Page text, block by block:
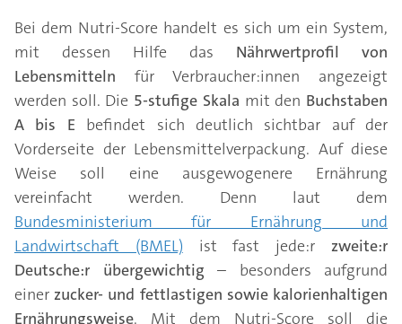
Bei dem Nutri-Score handelt es sich um ein System,
mit dessen Hilfe das Nährwertprofil von
Lebensmitteln für Verbraucher:innen angezeigt
werden soll. Die 5-stufige Skala mit den Buchstaben
A bis E befindet sich deutlich sichtbar auf der
Vorderseite der Lebensmittelverpackung. Auf diese
Weise soll eine ausgewogenere Ernährung
vereinfacht werden. Denn laut dem
Bundesministerium für Ernährung und
Landwirtschaft (BMEL) ist fast jede:rzweite:r
Deutsche:r übergewichtig – besonders aufgrund
einerzucker- und fettlastigen sowie kalorienhaltigen
Ernährungsweise. Mit dem Nutri-Score soll die